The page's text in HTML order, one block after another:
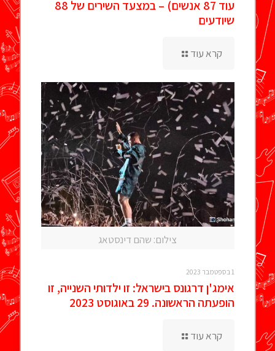
עוד 87 אנשים) – במצעד השירים של 88
שיודעים
קרא עוד
צילום: שהם דינסטאג
1 בספטמבר 2023
אימג'ן דרגונס בישראל: זו ילדותי השנייה, זו
הופעתה הראשונה. 29 באוגוסט 2023
קרא עוד